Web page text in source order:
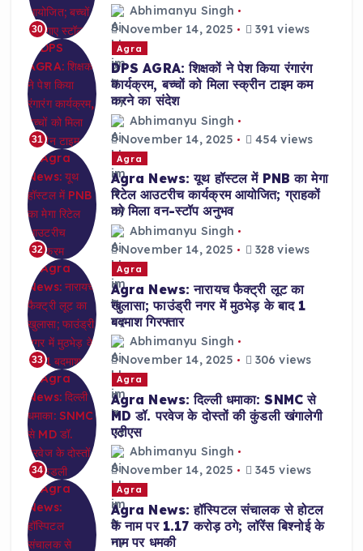
30
Abhimanyu Singh
November 14, 2025
391 views
31
Agra
DPS AGRA: शिक्षकों ने पेश किया रंगारंग
कार्यक्रम, बच्चों को मिला स्क्रीन टाइम कम
करने का संदेश
Abhimanyu Singh
November 14, 2025
454 views
32
Agra
Agra News: यूथ हॉस्टल में PNB का मेगा
रिटेल आउटरीच कार्यक्रम आयोजित; ग्राहकों
को मिला वन-स्टॉप अनुभव
Abhimanyu Singh
November 14, 2025
328 views
33
Agra
Agra News: नारायच फैक्ट्री लूट का
खुलासा; फाउंड्री नगर में मुठभेड़ के बाद 1
बदमाश गिरफ्तार
Abhimanyu Singh
November 14, 2025
306 views
34
Agra
Agra News: दिल्ली धमाका: SNMC से
MD डॉ. परवेज के दोस्तों की कुंडली खंगालेगी
एटीएस
Abhimanyu Singh
November 14, 2025
345 views
Agra
Agra News: हॉस्पिटल संचालक से होटल
के नाम पर 1.17 करोड़ ठगे; लॉरेंस बिश्नोई के
नाम पर धमकी